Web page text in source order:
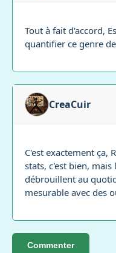
Tout à fait d'accord,
quantifier ce genre
CreaCuir
C'est exactement ça,
stats, c'est bien,
débrouillent au
mesurable avec des
Commenter